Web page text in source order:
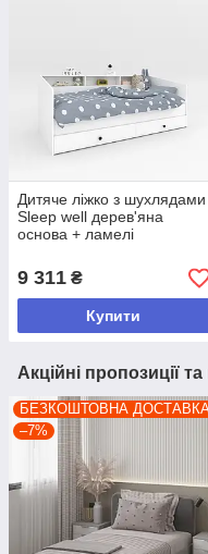
Дитяче ліжко з шухлядами
Sleep well дерев'яна
основа + ламелі
9 311 ₴
Купити
Акційні пропозиції
БЕЗКОШТОВНА
–7%